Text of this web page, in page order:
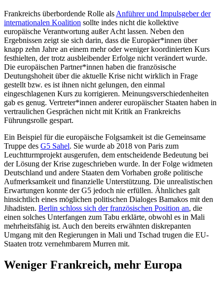
Frankreichs überbordende Rolle als Anführer und Impulsgeber der
internationalen Koalition sollte indes nicht die kollektive
europäische Verantwortung außer Acht lassen. Neben den
Ergebnissen zeigt sie sich darin, dass die Europäer*innen über
knapp zehn Jahre an einem mehr oder weniger koordinierten Kurs
festhielten, der trotz ausbleibender Erfolge nicht verändert wurde.
Die europäischen Partner*innen haben die französische
Deutungshoheit über die aktuelle Krise nicht wirklich in Frage
gestellt bzw. es ist ihnen nicht gelungen, den einmal
eingeschlagenen Kurs zu korrigieren. Meinungsverschiedenheiten
gab es genug. Vertreter*innen anderer europäischer Staaten haben in
vertraulichen Gesprächen nicht mit Kritik an Frankreichs
Führungsrolle gespart.
Ein Beispiel für die europäische Folgsamkeit ist die Gemeinsame
Truppe des G5 Sahel. Sie wurde ab 2018 von Paris zum
Leuchtturmprojekt ausgerufen, dem entscheidende Bedeutung bei
der Lösung der Krise zugeschrieben wurde. In der Folge widmeten
Deutschland und andere Staaten dem Vorhaben große politische
Aufmerksamkeit und finanzielle Unterstützung. Die unrealistischen
Erwartungen konnte der G5 jedoch nie erfüllen. Ähnliches galt
hinsichtlich eines möglichen politischen Dialoges Bamakos mit den
Jihadisten. Berlin schloss sich der französischen Position an, die
einen solches Unterfangen zum Tabu erklärte, obwohl es in Mali
mehrheitsfähig ist. Auch den bereits erwähnten diskrepanten
Umgang mit den Regierungen in Mali und Tschad trugen die EU-
Staaten trotz vernehmbarem Murren mit.
Weniger Frankreich, mehr Europa